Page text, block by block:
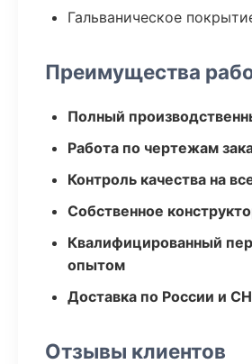
Гальваническое
Преимущества
Полный
Работа по чертежам
Контроль качества на
Собственное
Квалифицированный
опытом
Доставка по России и
Отзывы клиентов